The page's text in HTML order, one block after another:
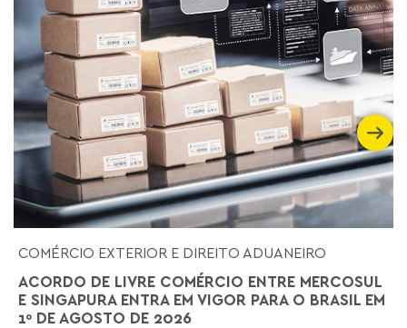
COMÉRCIO EXTERIOR E DIREITO ADUANEIRO
ACORDO DE LIVRE COMÉRCIO ENTRE MERCOSUL
E SINGAPURA ENTRA EM VIGOR PARA O BRASIL EM
1º DE AGOSTO DE 2026